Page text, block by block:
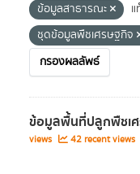
ข้อมูลสาธารณะ
ชุดข้อมูลพืชเศรษฐกิจ
กรองผลลัพธ์
ข้อมูลพื้นที่ปลูกพืชเ
views
42 recent views